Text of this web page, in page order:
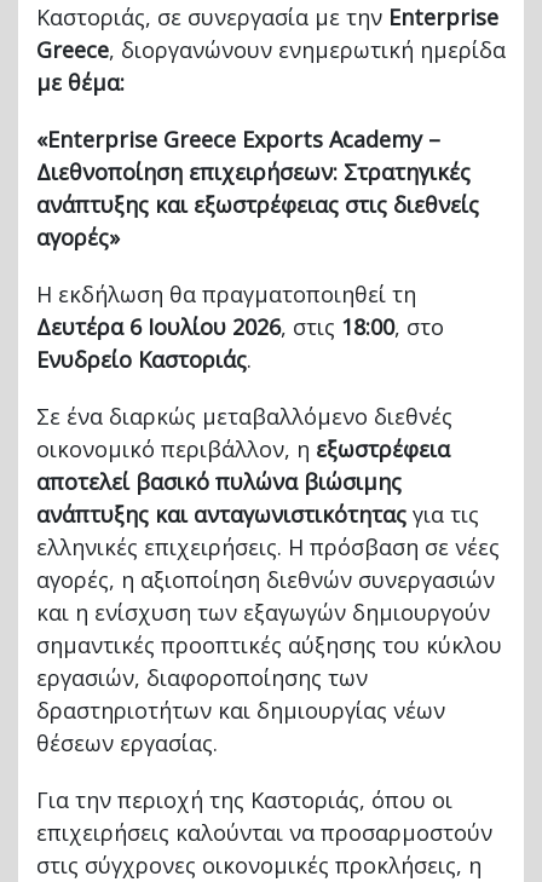
Καστοριάς, σε συνεργασία με την Enterprise
Greece, διοργανώνουν ενημερωτική ημερίδα
με θέμα:
«Enterprise Greece Exports Academy –
Διεθνοποίηση επιχειρήσεων: Στρατηγικές
ανάπτυξης και εξωστρέφειας στις διεθνείς
αγορές»
Η εκδήλωση θα πραγματοποιηθεί τη
Δευτέρα 6 Ιουλίου 2026, στις 18:00, στο
Ενυδρείο Καστοριάς.
Σε ένα διαρκώς μεταβαλλόμενο διεθνές
οικονομικό περιβάλλον, η εξωστρέφεια
αποτελεί βασικό πυλώνα βιώσιμης
ανάπτυξης και ανταγωνιστικότητας για τις
ελληνικές επιχειρήσεις. Η πρόσβαση σε νέες
αγορές, η αξιοποίηση διεθνών συνεργασιών
και η ενίσχυση των εξαγωγών δημιουργούν
σημαντικές προοπτικές αύξησης του κύκλου
εργασιών, διαφοροποίησης των
δραστηριοτήτων και δημιουργίας νέων
θέσεων εργασίας.
Για την περιοχή της Καστοριάς, όπου οι
επιχειρήσεις καλούνται να προσαρμοστούν
στις σύγχρονες οικονομικές προκλήσεις, η